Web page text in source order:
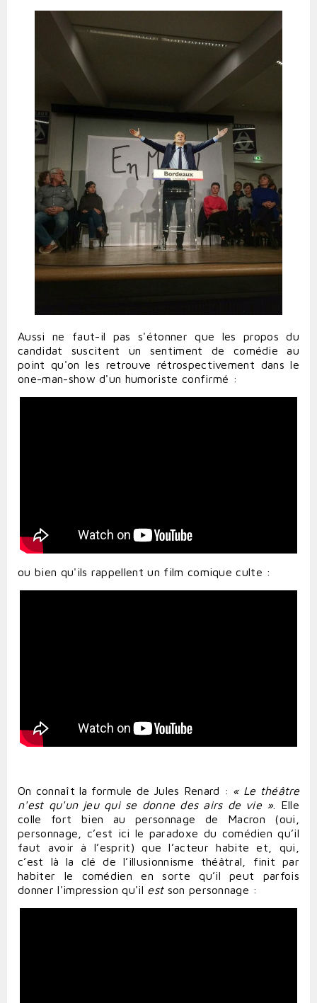
Aussi ne faut-il pas s'étonner que les propos du
candidat suscitent un sentiment de comédie au
point qu'on les retrouve rétrospectivement dans le
one-man-show d'un humoriste confirmé :
ou bien qu'ils rappellent un film comique culte :
On connaît la formule de Jules Renard : « Le théâtre
n'est qu'un jeu qui se donne des airs de vie ». Elle
colle fort bien au personnage de Macron (oui,
personnage, c’est ici le paradoxe du comédien qu’il
faut avoir à l’esprit) que l’acteur habite et, qui,
c’est là la clé de l’illusionnisme théâtral, finit par
habiter le comédien en sorte qu’il peut parfois
donner l'impression qu'il estson personnage :